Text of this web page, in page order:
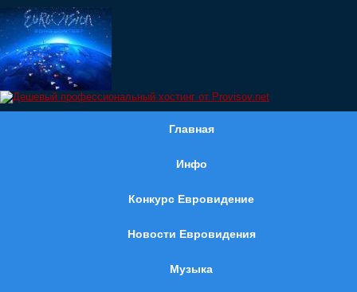
Главная
Инфо
Конкурс Евровидение
Новости Евровидения
Музыка